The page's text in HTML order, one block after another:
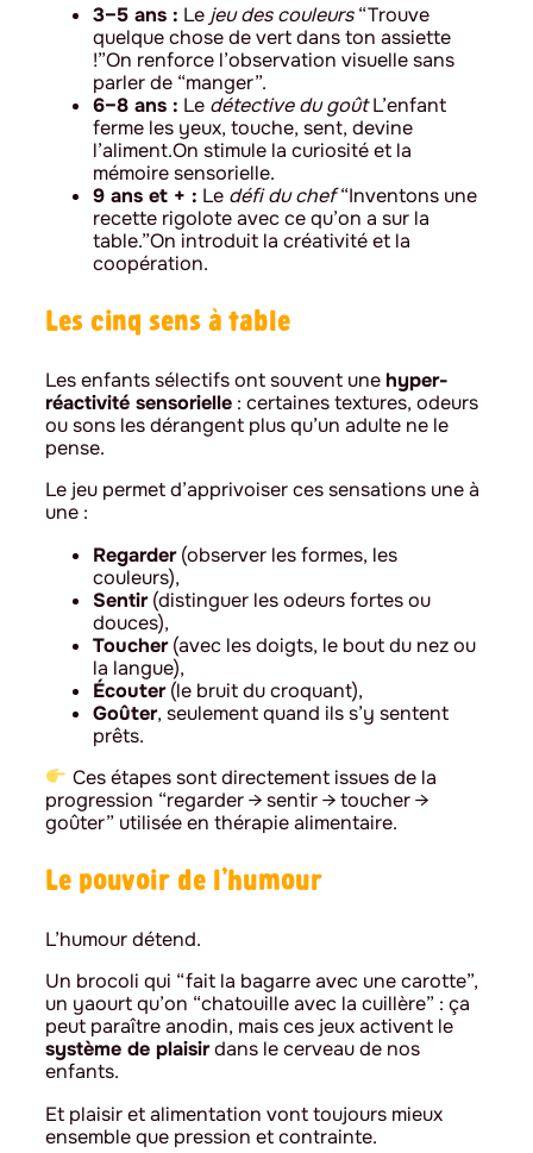
3–5 ans : Le jeu des couleurs“Trouve
quelque chose de vert dans ton assiette
!”On renforce l’observation visuelle sans
parler de “manger”.
6–8 ans : Le détective du goûtL’enfant
ferme les yeux, touche, sent, devine
l’aliment.On stimule la curiosité et la
mémoire sensorielle.
9 ans et + : Le défi du chef“Inventons une
recette rigolote avec ce qu’on a sur la
table.”On introduit la créativité et la
coopération.
Les cinq sens à table
Les enfants sélectifs ont souvent unehyper-
réactivité sensorielle : certaines textures, odeurs
ou sons les dérangent plus qu’un adulte ne le
pense.
Le jeu permet d’apprivoiser ces sensations une à
une :
Regarder(observer les formes, les
couleurs),
Sentir(distinguer les odeurs fortes ou
douces),
Toucher(avec les doigts, le bout du nez ou
la langue),
Écouter(le bruit du croquant),
Goûter, seulement quand ils s’y sentent
prêts.
Ces étapes sont directement issues de la
progression “regarder → sentir → toucher →
goûter” utilisée en thérapie alimentaire.
Le pouvoir de l’humour
L’humour détend.
Un brocoli qui “fait la bagarre avec une carotte”,
un yaourt qu’on “chatouille avec la cuillère” : ça
peut paraître anodin, mais ces jeux activent le
système de plaisirdans le cerveau de nos
enfants.
Et plaisir et alimentation vont toujours mieux
ensemble que pression et contrainte.